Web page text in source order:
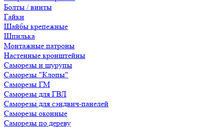
Болты / винты
Гайки
Шайбы крепежные
Шпилька
Монтажные патроны
Настенные кронштейны
Саморезы и шурупы
Саморезы "Клопы"
Саморезы ГМ
Саморезы для ГВЛ
Саморезы для сэндвич-панелей
Саморезы оконные
Саморезы по дереву